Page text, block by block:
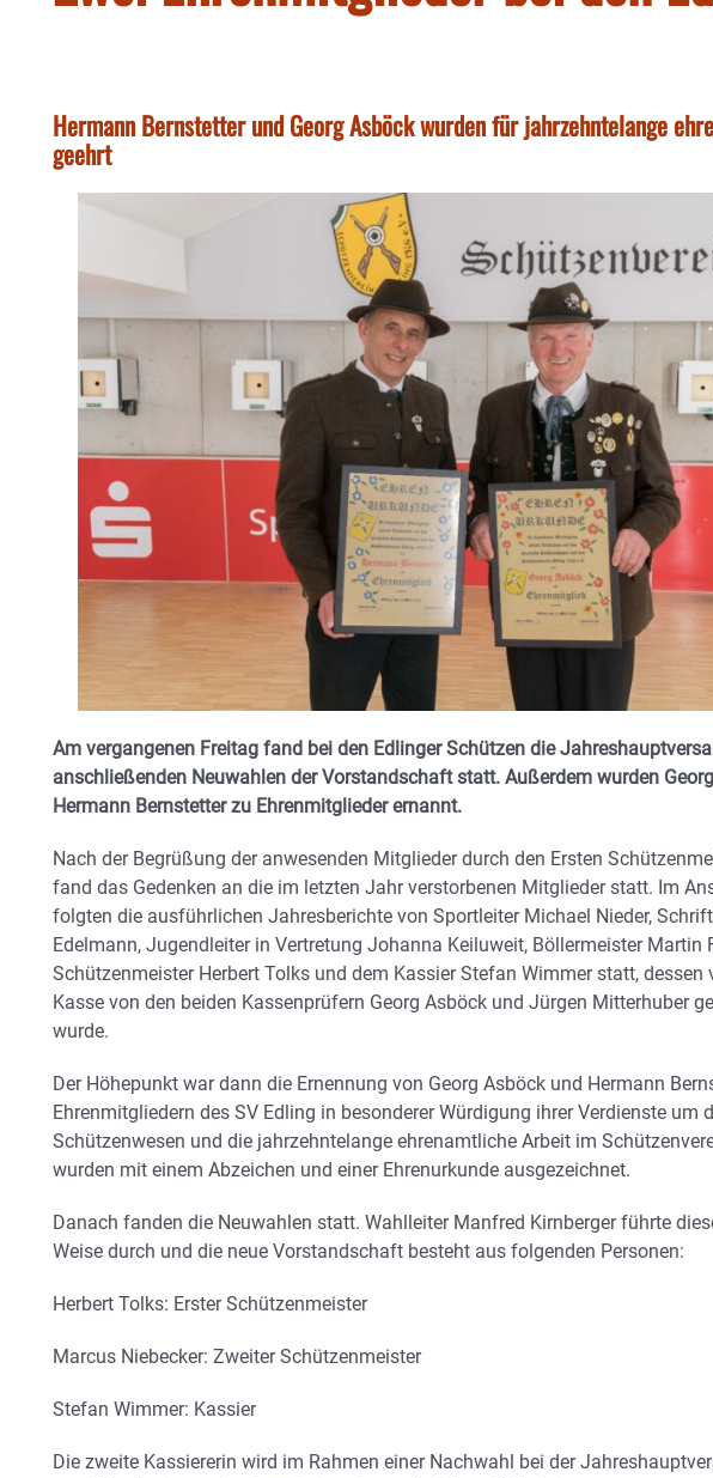
Hermann Bernstetter und Georg Asböck wurden für jahrzehntelange
geehrt
Am vergangenen Freitag fand bei den Edlinger Schützen die
anschließenden Neuwahlen der Vorstandschaft statt. Außerdem wurden
Hermann Bernstetter zu Ehrenmitglieder ernannt.
Nach der Begrüßung der anwesenden Mitglieder durch den Ersten
fand das Gedenken an die im letzten Jahr verstorbenen Mitglieder statt. Im
folgten die ausführlichen Jahresberichte von Sportleiter Michael Nieder,
Edelmann, Jugendleiter in Vertretung Johanna Keiluweit, Böllermeister Martin
Schützenmeister Herbert Tolks und dem Kassier Stefan Wimmer statt,
Kasse von den beiden Kassenprüfern Georg Asböck und Jürgen Mitterhuber
wurde.
Der Höhepunkt war dann die Ernennung von Georg Asböck und Hermann
Ehrenmitgliedern des SV Edling in besonderer Würdigung ihrer Verdienste um
Schützenwesen und die jahrzehntelange ehrenamtliche Arbeit im
wurden mit einem Abzeichen und einer Ehrenurkunde ausgezeichnet.
Danach fanden die Neuwahlen statt. Wahlleiter Manfred Kirnberger führte
Weise durch und die neue Vorstandschaft besteht aus folgenden Personen:
Herbert Tolks: Erster Schützenmeister
Marcus Niebecker: Zweiter Schützenmeister
Stefan Wimmer: Kassier
Die zweite Kassiererin wird im Rahmen einer Nachwahl bei der